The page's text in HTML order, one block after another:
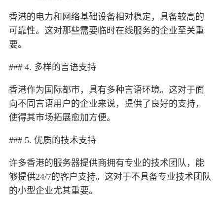
香港的电力和网络基础设备相对稳定，具备较高的
可靠性。这对那些需要临时在线服务的企业至关重
要。
### 4. 多样的言语支持
香港作为国际都市，具有多种言语环境。这对于面
向不同言语用户的企业来说，提供了良好的支持，
使得其市场拓展愈加方便。
### 5. 优质的技术支持
许多香港的服务器提供商拥有专业的技术团队，能
够提供24/7的客户支持。这对于不具备专业技术团队
的小型企业尤其重要。